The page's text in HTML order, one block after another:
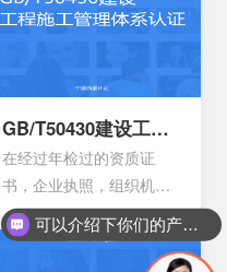
机构，高科技产业，还有
的it管理者会拥有着参考的
框架，能够达到管理it服务
的效果，可以通过认证的
方式来表达。其实这一次
的认证会通过4个完全不一
样的方面来有效介绍准备
的阶段，事实上这4个部分
GB/T50430建设工程施工管理体系认证
在经过年检过的资质证
书，企业执照，组织机构
代码证是否齐全，这一点
非常的重要，因为会形成
受控的文件，并且进入到
可以介绍下你们的产品么？